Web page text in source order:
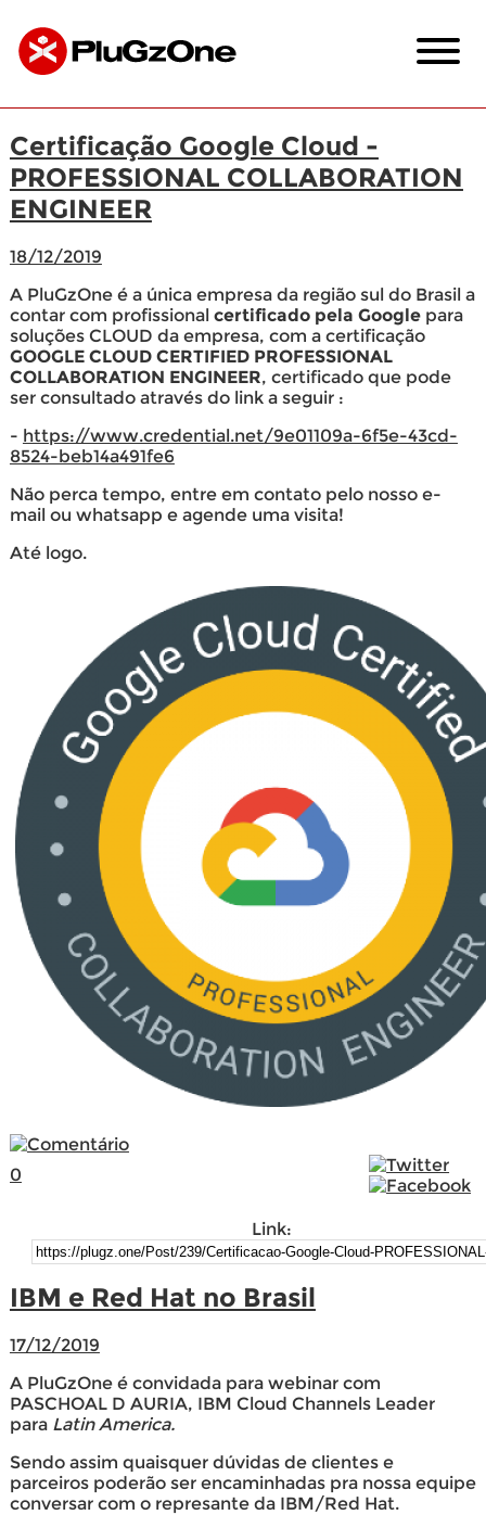
Certificação Google Cloud -
PROFESSIONAL COLLABORATION
ENGINEER
18/12/2019
A PluGzOne é a única empresa da região sul do Brasil a
contar com profissional certificado pela Googlepara
soluções CLOUD da empresa, com a certificação
GOOGLE CLOUD CERTIFIED PROFESSIONAL
COLLABORATION ENGINEER, certificado que pode
ser consultado através do link a seguir :
- https://www.credential.net/9e01109a-6f5e-43cd-
8524-beb14a491fe6
Não perca tempo, entre em contato pelo nosso e-
mail ou whatsapp e agende uma visita!
Até logo.
0
Link:
IBM e Red Hat no Brasil
17/12/2019
A PluGzOne é convidada para webinar com
PASCHOAL D AURIA, IBM Cloud Channels Leader
para Latin America.
Sendo assim quaisquer dúvidas de clientes e
parceiros poderão ser encaminhadas pra nossa equipe
conversar com o represante da IBM/Red Hat.